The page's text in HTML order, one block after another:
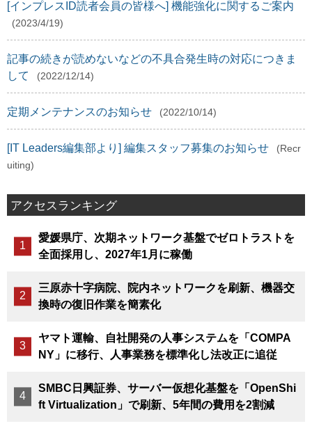
[インプレスID読者会員の皆様へ] 機能強化に関するご案内
(2023/4/19)
記事の続きが読めないなどの不具合発生時の対応につきま
して
(2022/12/14)
定期メンテナンスのお知らせ (2022/10/14)
[IT Leaders編集部より] 編集スタッフ募集のお知らせ
(Recr
uiting)
アクセスランキング
愛媛県庁、次期ネットワーク基盤でゼロトラストを
全面採用し、2027年1月に稼働
三原赤十字病院、院内ネットワークを刷新、機器交
換時の復旧作業を簡素化
ヤマト運輸、自社開発の人事システムを「COMPA
NY」に移行、人事業務を標準化し法改正に追従
SMBC日興証券、サーバー仮想化基盤を「OpenShi
ft Virtualization」で刷新、5年間の費用を2割減